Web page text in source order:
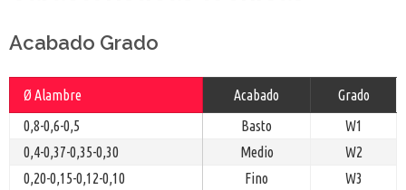
Acabado Grado
Ø Alambre Acabado
Grado
0,8-0,6-0,5
Basto
W1
0,4-0,37-0,35-0,30
Medio
W2
0,20-0,15-0,12-0,10
Fino
W3